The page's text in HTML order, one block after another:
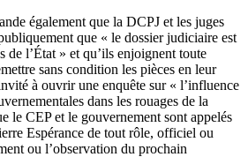
également que la DCPJ et les juges
que « le dossier judiciaire est
de l’État » et qu’ils enjoignent toute
sans condition les pièces en leur
à ouvrir une enquête sur « l’influence
dans les rouages de la
le CEP et le gouvernement sont appelés
Espérance de tout rôle, officiel ou
ou l’observation du prochain